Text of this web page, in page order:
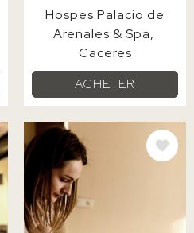
Hospes Palacio de
Arenales & Spa
Caceres
ACHETER
IMAGE